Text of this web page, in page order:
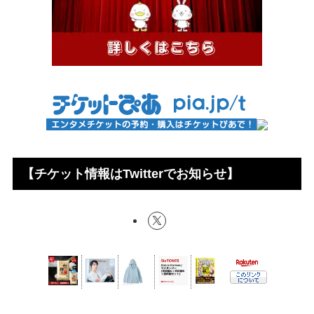
【チケット情報はTwitterでお知らせ】